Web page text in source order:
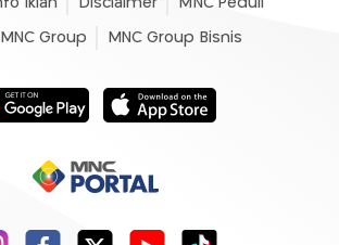
Iklan Disclaimer MNC Peduli
Group MNC Group Bisnis